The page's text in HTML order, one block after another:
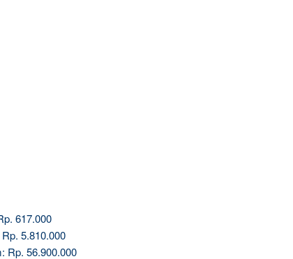
617.000
5.810.000
Rp. 56.900.000